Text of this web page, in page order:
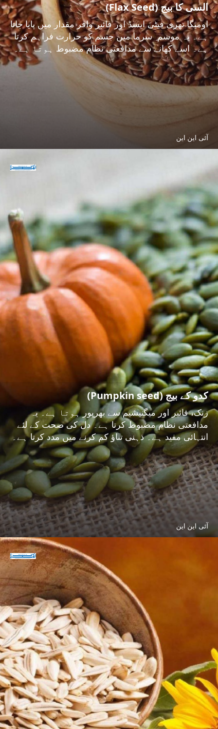
السی کا بیج (Flax Seed)
اومیگا تھری فیٹی ایسڈ اور فائبر وافر مقدار میں پایا جاتا
ہے۔ یہ موسم ِ سرما میں جسم کو حرارت فراہم کرتا
ہے۔ اسے کھانے سے مدافعتی نظام مضبوط ہوتا ہے۔
آئی این این
کدو کے بیج (Pumpkin seed)
زنک، فائبر اور میگنیشیم سے بھرپور ہوتا ہے۔ یہ
مدافعتی نظام مضبوط کرتا ہے۔ دل کی صحت کے لئے
انتہائی مفید ہے۔ ذہنی تناؤ کم کرنے میں مدد کرتا ہے۔
آئی این این